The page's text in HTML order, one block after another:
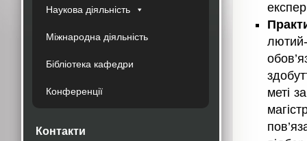
Наукова діяльність
Міжнародна діяльність
Бібліотека кафедри
Конференції
Контакти
меті